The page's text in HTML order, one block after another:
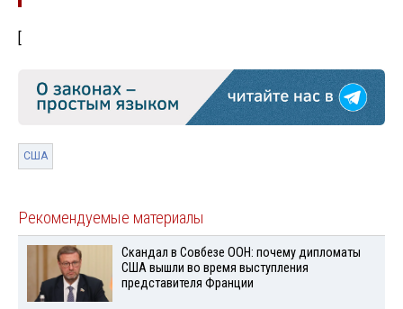
[
США
Рекомендуемые материалы
Скандал в Совбезе ООН: почему дипломаты
США вышли во время выступления
представителя Франции